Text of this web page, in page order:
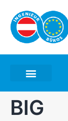
BIG